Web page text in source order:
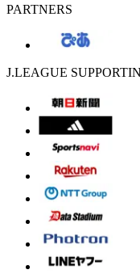
PARTNERS
J.LEAGUE